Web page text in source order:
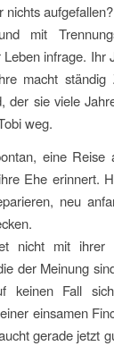
nichts aufgefallen?
mit
infrage. Ihr
macht ständig
der sie viele
weg.
eine Reise
Ehe erinnert.
neu
nicht mit ihrer
der Meinung
keinen Fall
einsamen
gerade jetzt